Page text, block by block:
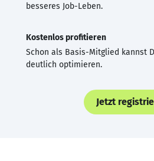
besseres Job-Leben.
Kostenlos profitieren
Schon als Basis-Mitglied kannst
deutlich optimieren.
Jetzt